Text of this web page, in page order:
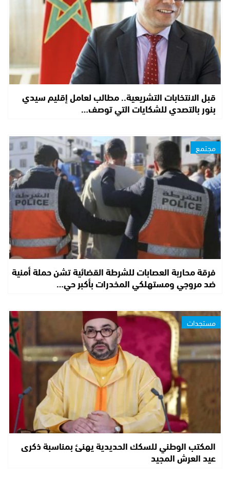
قبل الانتخابات التشريعية.. مطالب لعامل إقليم سيدي
بنور بالتصدي للشكايات التي توصف…
مجتمع
فرقة محاربة العصابات للشرطة القضائية تشن حملة أمنية
ضد مروجي ومستهلكي المخدرات بأكبر حي…
مستجدات
المكتب الوطني للسكك الحديدية يهنئ بمناسبة ذكرى
عيد العرش المجيد